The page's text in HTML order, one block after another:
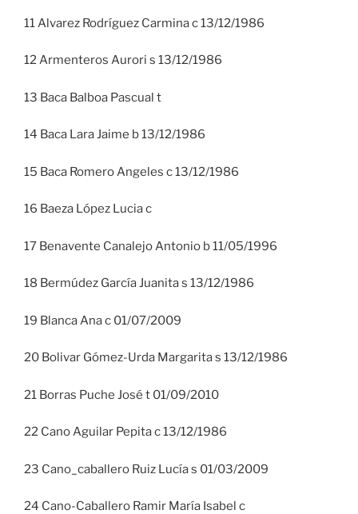
11 Alvarez Rodríguez Carmina c 13/12/1986
12 Armenteros Aurori s 13/12/1986
13 Baca Balboa Pascual t
14 Baca Lara Jaime b 13/12/1986
15 Baca Romero Angeles c 13/12/1986
16 Baeza López Lucia c
17 Benavente Canalejo Antonio b 11/05/1996
18 Bermúdez García Juanita s 13/12/1986
19 Blanca Ana c 01/07/2009
20 Bolivar Gómez-Urda Margarita s 13/12/1986
21 Borras Puche José t 01/09/2010
22 Cano Aguilar Pepita c 13/12/1986
23 Cano_caballero Ruiz Lucía s 01/03/2009
24 Cano-Caballero Ramir María Isabel c